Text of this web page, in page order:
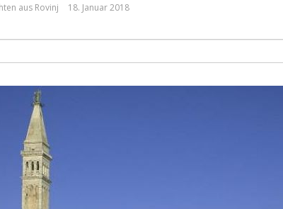
aus Rovinj 18. Januar 2018